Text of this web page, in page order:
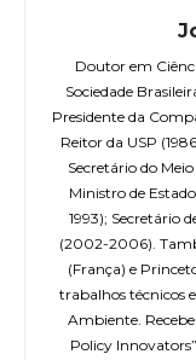
Doutor em
Sociedade
Presidente da
Reitor da USP
Secretário do
Ministro de
1993); Secretário
(2002-2006).
(França) e
trabalhos técnicos
Ambiente.
Policy